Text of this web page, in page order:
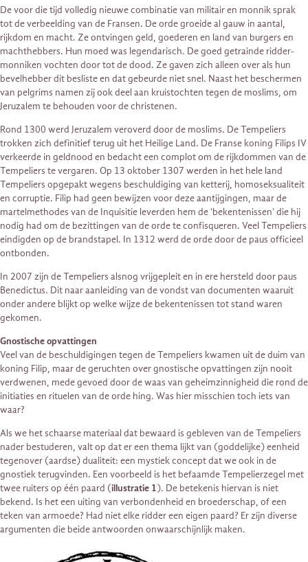
De voor die tijd volledig nieuwe combinatie van militair en monnik sprak
tot de verbeelding van de Fransen. De orde groeide al gauw in aantal,
rijkdom en macht. Ze ontvingen geld, goederen en land van burgers en
machthebbers. Hun moed was legendarisch. De goed getrainde ridder-
monniken vochten door tot de dood. Ze gaven zich alleen over als hun
bevelhebber dit besliste en dat gebeurde niet snel. Naast het beschermen
van pelgrims namen zij ook deel aan kruistochten tegen de moslims, om
Jeruzalem te behouden voor de christenen.
Rond 1300 werd Jeruzalem veroverd door de moslims. De Tempeliers
trokken zich definitief terug uit het Heilige Land. De Franse koning Filips IV
verkeerde in geldnood en bedacht een complot om de rijkdommen van de
Tempeliers te vergaren. Op 13 oktober 1307 werden in het hele land
Tempeliers opgepakt wegens beschuldiging van ketterij, homoseksualiteit
en corruptie. Filip had geen bewijzen voor deze aantijgingen, maar de
martelmethodes van de Inquisitie leverden hem de ‘bekentenissen’ die hij
nodig had om de bezittingen van de orde te confisqueren. Veel Tempeliers
eindigden op de brandstapel. In 1312 werd de orde door de paus officieel
ontbonden.
In 2007 zijn de Tempeliers alsnog vrijgepleit en in ere hersteld door paus
Benedictus. Dit naar aanleiding van de vondst van documenten waaruit
onder andere blijkt op welke wijze de bekentenissen tot stand waren
gekomen.
Gnostische opvattingen
Veel van de beschuldigingen tegen de Tempeliers kwamen uit de duim van
koning Filip, maar de geruchten over gnostische opvattingen zijn nooit
verdwenen, mede gevoed door de waas van geheimzinnigheid die rond de
initiaties en rituelen van de orde hing. Was hier misschien toch iets van
waar?
Als we het schaarse materiaal dat bewaard is gebleven van de Tempeliers
nader bestuderen, valt op dat er een thema lijkt van (goddelijke) eenheid
tegenover (aardse) dualiteit: een mystiek concept dat we ook in de
gnostiek terugvinden. Een voorbeeld is het befaamde Tempelierzegel met
twee ruiters op één paard (illustratie 1). De betekenis hiervan is niet
bekend. Is het een uiting van verbondenheid en broederschap, of een
teken van armoede? Had niet elke ridder een eigen paard? Er zijn diverse
argumenten die beide antwoorden onwaarschijnlijk maken.